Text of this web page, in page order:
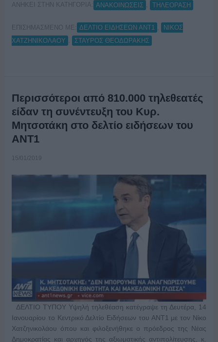
ΑΝΗΚΕΙ ΣΤΗΝ ΚΑΤΗΓΟΡΙΑ: ΑΝΑΚΟΙΝΩΣΕΙΣ ΤΗΛΕΟΡΑΣΗ
ΕΠΙΣΗΜΑΣΜΕΝΟ ΜΕ: ΔΕΛΤΙΟ ΕΙΔΗΣΕΩΝ ΑΝΤ1
ΝΙΚΟΣ
ΧΑΤΖΗΝΙΚΟΛΑΟΥ
ΣΤΑΥΡΟΣ ΘΕΟΔΩΡΑΚΗΣ
Περισσότερoι από 810.000 τηλεθεατές
είδαν τη συνέντευξη του Κυρ.
Μητσοτάκη στο δελτίο ειδήσεων του
ΑΝΤ1
15/01/2019
ΔΕΛΤΙΟ ΤΥΠΟΥ Υψηλή τηλεθέαση κατέγραψε τη Δευτέρα, 14
Ιανουαρίου το Κεντρικό Δελτίο Ειδήσεων του ΑΝΤ1 με τον Νίκο
Χατζηνικολάου όπου και φιλοξενήθηκε ο πρόεδρος της Νέας
Δημοκρατίας και αρχηγός της αξιωματικής αντιπολίτευσης, κ.